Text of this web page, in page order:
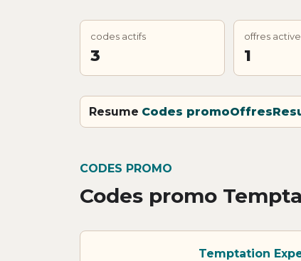
codes actifs
3
offres
1
Resume Codes promoOffres
CODES PROMO
Codes promo
Temptation